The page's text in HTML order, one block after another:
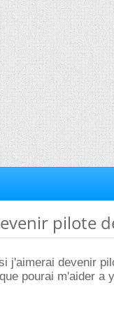
pilote
j'aimerai devenir
pourai m'aider a